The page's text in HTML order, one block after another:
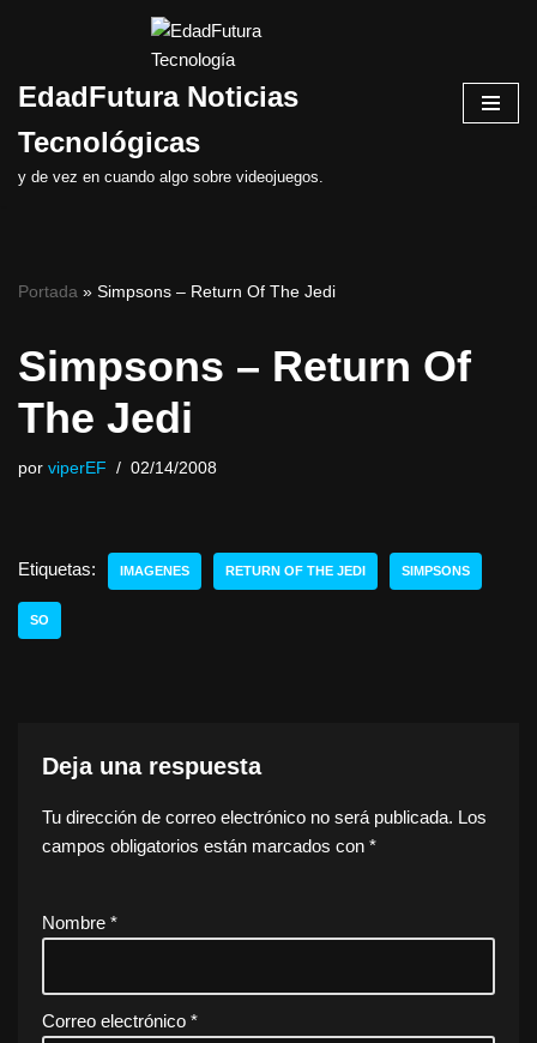
al
EdadFutura Noticias
Tecnológicas
y de vez en cuando algo sobre videojuegos.
Portada » Simpsons – Return Of The Jedi
Simpsons – Return Of
The Jedi
por viperEF 02/14/2008
Etiquetas: IMAGENES RETURN OF THE JEDI SIMPSONS
SO
Deja una respuesta
Tu dirección de correo electrónico no será publicada. Los
campos obligatorios están marcados con *
Nombre *
Correo electrónico *